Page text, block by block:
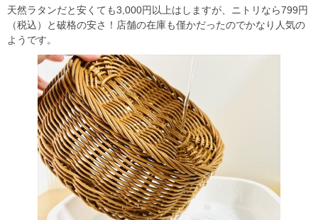
天然ラタンだと安くても3,000円以上はしますが、ニトリなら799円
（税込）と破格の安さ！店舗の在庫も僅かだったのでかなり人気の
ようです。